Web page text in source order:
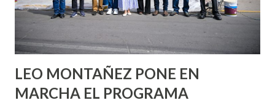
experimentarlo, pero como cualquier persona con
experiencia te dirá, siempre es mejor cuando ambas partes
son suficientemen...
LEO MONTAÑEZ PONE EN
MARCHA EL PROGRAMA